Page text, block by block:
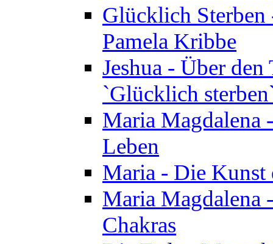
Glücklich
Pamela Kribbe
Jeshua - Über
`Glücklich
Maria Magdalena
Leben
Maria - Die Kunst
Maria Magdalena
Chakras